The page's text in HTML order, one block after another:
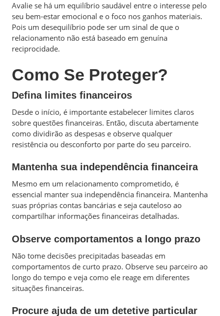
Avalie se há um equilíbrio saudável entre o interesse pelo
seu bem-estar emocional e o foco nos ganhos materiais.
Pois um desequilíbrio pode ser um sinal de que o
relacionamento não está baseado em genuína
reciprocidade.
Como Se Proteger?
Defina limites financeiros
Desde o início, é importante estabelecer limites claros
sobre questões financeiras. Então, discuta abertamente
como dividirão as despesas e observe qualquer
resistência ou desconforto por parte do seu parceiro.
Mantenha sua independência financeira
Mesmo em um relacionamento comprometido, é
essencial manter sua independência financeira. Mantenha
suas próprias contas bancárias e seja cauteloso ao
compartilhar informações financeiras detalhadas.
Observe comportamentos a longo prazo
Não tome decisões precipitadas baseadas em
comportamentos de curto prazo. Observe seu parceiro ao
longo do tempo e veja como ele reage em diferentes
situações financeiras.
Procure ajuda de um detetive particular